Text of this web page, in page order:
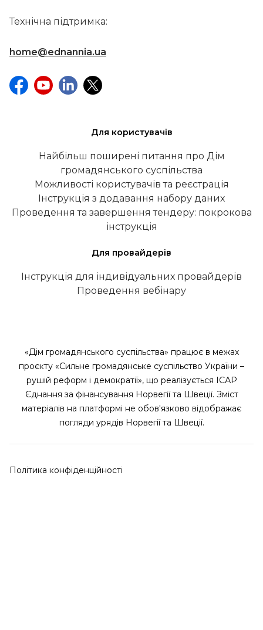
Технічна підтримка:
home@ednannia.ua
Для користувачів
Найбільш поширені питання про Дім
громадянського суспільства
Можливості користувачів та реєстрація
Інструкція з додавання набору даних
Проведення та завершення тендеру: покрокова
інструкція
Для провайдерів
Інструкція для індивідуальних провайдерів
Проведення вебінару
«Дім громадянського суспільства» працює в межах
проєкту «Сильне громадянське суспільство України –
рушій реформ і демократії», що реалізується ІСАР
Єднання за фінансування Норвегії та Швеції. Зміст
матеріалів на платформі не обов'язково відображає
погляди урядів Норвегії та Швеції.
Політика конфіденційності